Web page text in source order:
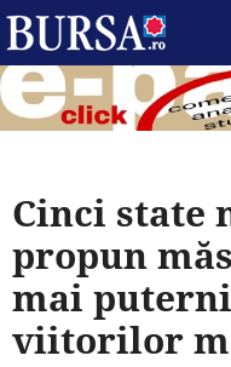
Cinci state
propun
mai
viitorilor